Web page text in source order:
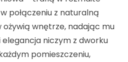
połączeniu z naturalną
wnętrze, nadając mu
elegancja niczym z dworku
pomieszczeniu,